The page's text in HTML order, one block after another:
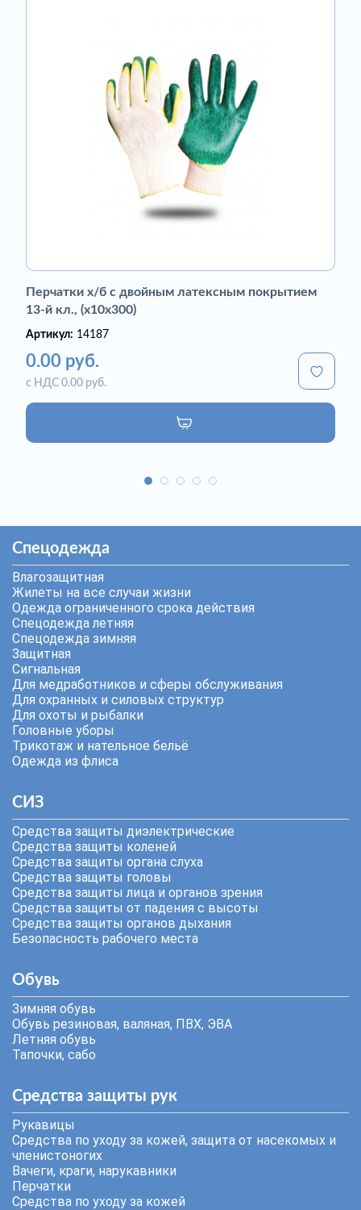
Перчатки х/б с двойным латексным покрытием
13-й кл., (х10х300)
Артикул: 14187
0.00 руб.
с НДС 0.00 руб.
Спецодежда
Влагозащитная
Жилеты на все случаи жизни
Одежда ограниченного срока действия
Спецодежда летняя
Спецодежда зимняя
Защитная
Сигнальная
Для медработников и сферы обслуживания
Для охранных и силовых структур
Для охоты и рыбалки
Головные уборы
Трикотаж и нательное бельё
Одежда из флиса
СИЗ
Средства защиты диэлектрические
Средства защиты коленей
Средства защиты органа слуха
Средства защиты головы
Средства защиты лица и органов зрения
Средства защиты от падения с высоты
Средства защиты органов дыхания
Безопасность рабочего места
Обувь
Зимняя обувь
Обувь резиновая, валяная, ПВХ, ЭВА
Летняя обувь
Тапочки, сабо
Средства защиты рук
Рукавицы
Средства по уходу за кожей, защита от насекомых и
членистоногих
Вачеги, краги, нарукавники
Перчатки
Средства по уходу за кожей